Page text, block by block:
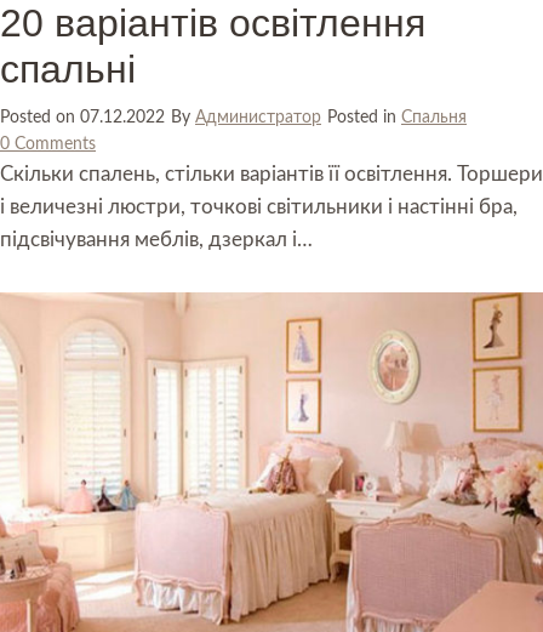
20 варіантів освітлення
спальні
Posted on 07.12.2022 By Администратор Posted in Спальня
0 Comments
Скільки спалень, стільки варіантів її освітлення. Торшери
і величезні люстри, точкові світильники і настінні бра,
підсвічування меблів, дзеркал і…